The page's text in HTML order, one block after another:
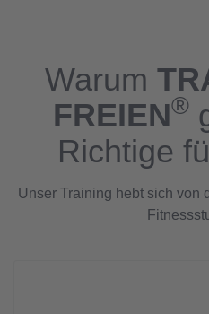
Warum
FREIEN®
Richtige
Unser Training hebt sich von